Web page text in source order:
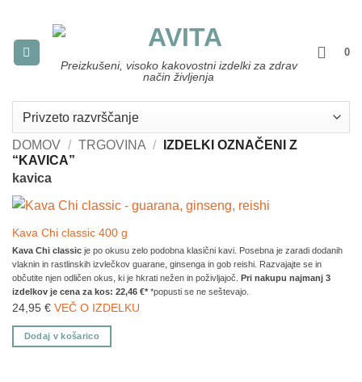
vsebino
Preizkušeni, visoko kakovostni izdelki za zdrav
način življenja
0
DOMOV / TRGOVINA /
IZDELKI OZNAČENI Z
“KAVICA”
kavica
Kava Chi classic 400 g
Kava Chi classicje po okusu zelo podobna klasični kavi. Posebna je zaradi dodanih
vlaknin in rastlinskih izvlečkov guarane, ginsenga in gob reishi. Razvajajte se in
občutite njen odličen okus, ki je hkrati nežen in poživljajoč. Pri nakupu najmanj 3
izdelkov je cena za kos: 22,46 €**popusti se ne seštevajo.
24,95 € VEČ O IZDELKU
Dodaj v košarico